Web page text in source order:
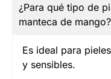
¿Para qué tipo de
manteca de mango?
Es ideal para
y sensibles.